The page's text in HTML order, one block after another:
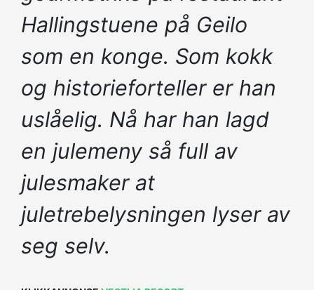
Hallingstuene på Geilo
som en konge. Som kokk
og historieforteller er han
uslåelig. Nå har han lagd
en julemeny så full av
julesmaker at
juletrebelysningen lyser av
seg selv.